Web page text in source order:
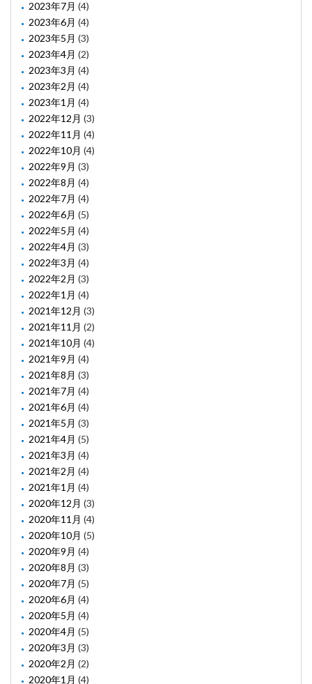
2023年7月 (4)
2023年6月 (4)
2023年5月 (3)
2023年4月 (2)
2023年3月 (4)
2023年2月 (4)
2023年1月 (4)
2022年12月 (3)
2022年11月 (4)
2022年10月 (4)
2022年9月 (3)
2022年8月 (4)
2022年7月 (4)
2022年6月 (5)
2022年5月 (4)
2022年4月 (3)
2022年3月 (4)
2022年2月 (3)
2022年1月 (4)
2021年12月 (3)
2021年11月 (2)
2021年10月 (4)
2021年9月 (4)
2021年8月 (3)
2021年7月 (4)
2021年6月 (4)
2021年5月 (3)
2021年4月 (5)
2021年3月 (4)
2021年2月 (4)
2021年1月 (4)
2020年12月 (3)
2020年11月 (4)
2020年10月 (5)
2020年9月 (4)
2020年8月 (3)
2020年7月 (5)
2020年6月 (4)
2020年5月 (4)
2020年4月 (5)
2020年3月 (3)
2020年2月 (2)
2020年1月 (4)